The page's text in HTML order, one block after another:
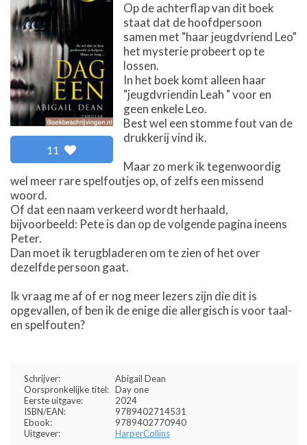
11
Op de achterflap van dit boek
staat dat de hoofdpersoon
samen met "haar jeugdvriend Leo"
het mysterie probeert op te
lossen.
In het boek komt alleen haar
"jeugdvriendin Leah " voor en
geen enkele Leo.
Best wel een stomme fout van de
drukkerij vind ik.
Maar zo merk ik tegenwoordig
wel meer rare spelfoutjes op, of zelfs een missend
woord.
Of dat een naam verkeerd wordt herhaald,
bijvoorbeeld: Pete is dan op de volgende pagina ineens
Peter.
Dan moet ik terugbladeren om te zien of het over
dezelfde persoon gaat.
Ik vraag me af of er nog meer lezers zijn die dit is
opgevallen, of ben ik de enige die allergisch is voor taal-
en spelfouten?
Schrijver:
Abigail Dean
Oorspronkelijke titel: Day one
Eerste uitgave:
2024
ISBN/EAN:
9789402714531
Ebook:
9789402770940
Uitgever:
HarperCollins